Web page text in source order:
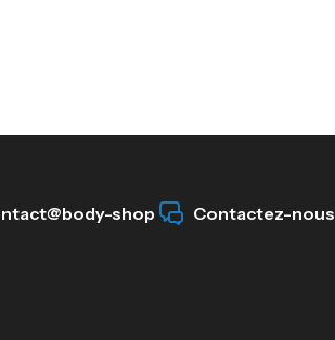
shop Contactez-nous